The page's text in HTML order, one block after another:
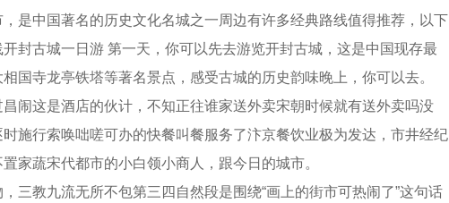
是中国著名的历史文化名城之一周边有许多经典路线值得推荐，以下
封古城一日游 第一天，你可以先去游览开封古城，这是中国现存最
国寺龙亭铁塔等著名景点，感受古城的历史韵味晚上，你可以去。
闹这是酒店的伙计，不知正往谁家送外卖宋朝时候就有送外卖吗没
施行索唤咄嗟可办的快餐叫餐服务了汴京餐饮业极为发达，市井经纪
家蔬宋代都市的小白领小商人，跟今日的城市。
三教九流无所不包第三四自然段是围绕“画上的街市可热闹了”这句话